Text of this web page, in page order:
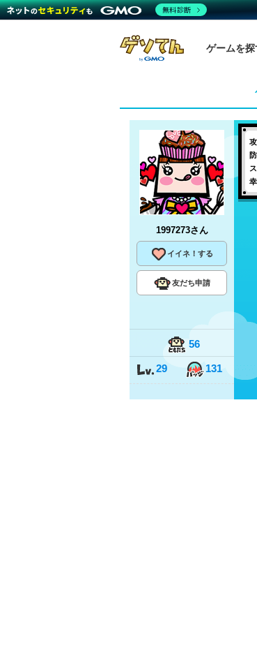
ゲームを探
1997273さん
イイネ！する
友だち申請
56
29 131
無料診断